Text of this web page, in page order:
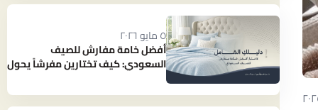
٥ مايو ٢٠٢٦
أفضل خامة مفارش للصيف
السعودي: كيف تختارين مفرشاً يحول